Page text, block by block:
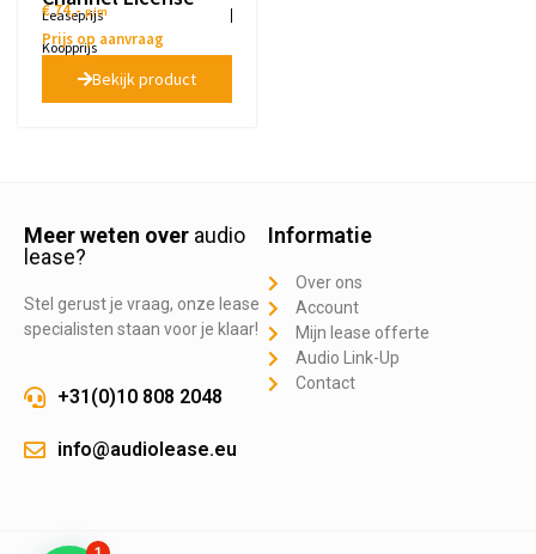
Leaseprijs
€ 74,-p/m
Koopprijs
Prijs op aanvraag
Bekijk product
Meer weten over audio
lease?
Stel gerust je vraag, onze lease
specialisten staan voor je klaar!
+31(0)10 808 2048
info@audiolease.eu
Informatie
Over ons
Account
Mijn lease offerte
Audio Link-Up
Contact